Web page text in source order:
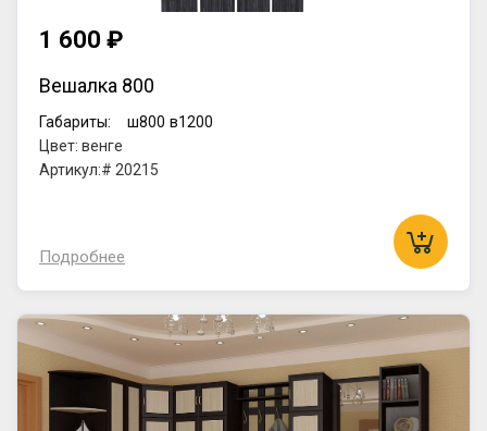
1 600 ₽
Вешалка 800
Габариты: ш800 в1200
Цвет: венге
Артикул:# 20215
Подробнее